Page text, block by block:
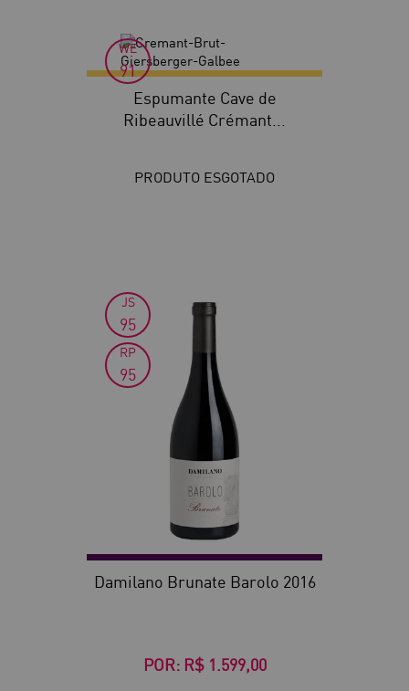
WE
91
Espumante Cave de
Ribeauvillé Crémant...
PRODUTO ESGOTADO
JS
95
RP
95
Damilano Brunate Barolo 2016
POR: R$ 1.599,00